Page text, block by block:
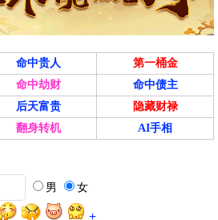
命中贵人
第一桶金
命中劫财
命中债主
后天富贵
隐藏财禄
翻身转机 AI手相